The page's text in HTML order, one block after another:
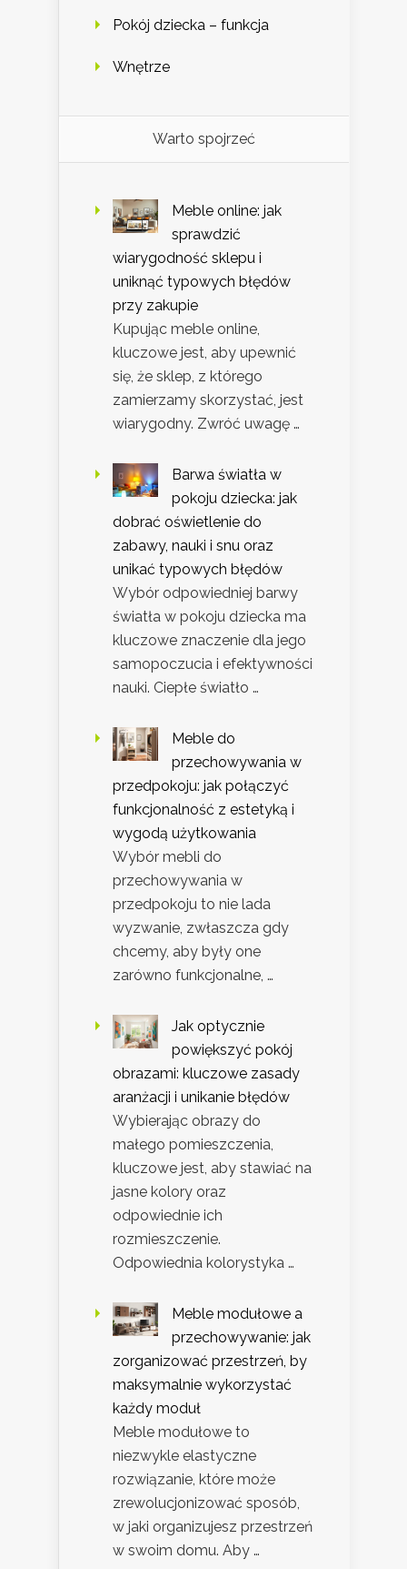
Pokój dziecka – funkcja
Wnętrze
Warto spojrzeć
Meble online: jak
sprawdzić
wiarygodność sklepu i
uniknąć typowych błędów
przy zakupie
Kupując meble online,
kluczowe jest, aby upewnić
się, że sklep, z którego
zamierzamy skorzystać, jest
wiarygodny. Zwróć uwagę …
Barwa światła w
pokoju dziecka: jak
dobrać oświetlenie do
zabawy, nauki i snu oraz
unikać typowych błędów
Wybór odpowiedniej barwy
światła w pokoju dziecka ma
kluczowe znaczenie dla jego
samopoczucia i efektywności
nauki. Ciepłe światło …
Meble do
przechowywania w
przedpokoju: jak połączyć
funkcjonalność z estetyką i
wygodą użytkowania
Wybór mebli do
przechowywania w
przedpokoju to nie lada
wyzwanie, zwłaszcza gdy
chcemy, aby były one
zarówno funkcjonalne, …
Jak optycznie
powiększyć pokój
obrazami: kluczowe zasady
aranżacji i unikanie błędów
Wybierając obrazy do
małego pomieszczenia,
kluczowe jest, aby stawiać na
jasne kolory oraz
odpowiednie ich
rozmieszczenie.
Odpowiednia kolorystyka …
Meble modułowe a
przechowywanie: jak
zorganizować przestrzeń, by
maksymalnie wykorzystać
każdy moduł
Meble modułowe to
niezwykle elastyczne
rozwiązanie, które może
zrewolucjonizować sposób,
w jaki organizujesz przestrzeń
w swoim domu. Aby …